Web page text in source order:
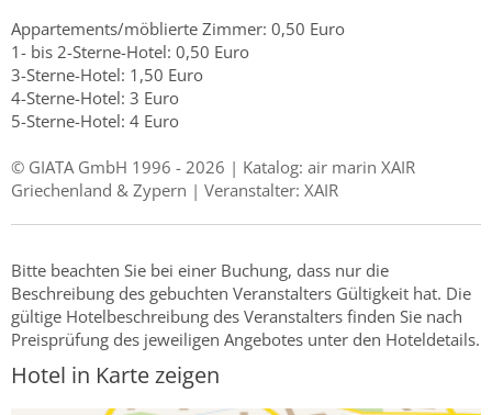
Appartements/möblierte Zimmer: 0,50 Euro
1- bis 2-Sterne-Hotel: 0,50 Euro
3-Sterne-Hotel: 1,50 Euro
4-Sterne-Hotel: 3 Euro
5-Sterne-Hotel: 4 Euro
© GIATA GmbH 1996 - 2026 | Katalog: air marin XAIR
Griechenland & Zypern | Veranstalter: XAIR
Bitte beachten Sie bei einer Buchung, dass nur die
Beschreibung des gebuchten Veranstalters Gültigkeit hat. Die
gültige Hotelbeschreibung des Veranstalters finden Sie nach
Preisprüfung des jeweiligen Angebotes unter den Hoteldetails.
Hotel in Karte zeigen